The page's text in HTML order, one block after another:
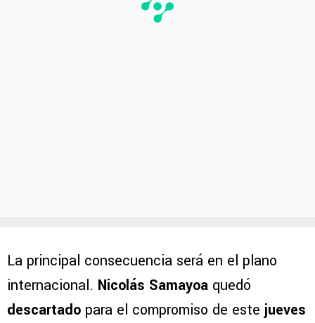
La principal consecuencia será en el plano
internacional. Nicolás Samayoa quedó
descartado para el compromiso de este jueves